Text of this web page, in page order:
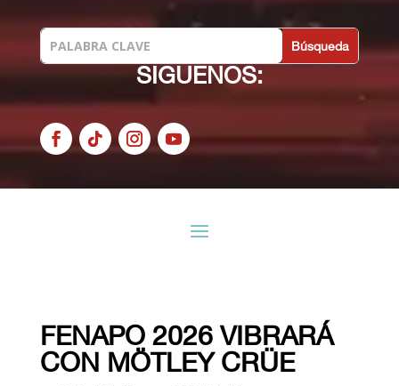
SIGUENOS:
FENAPO 2026 VIBRARÁ
CON MÖTLEY CRÜE